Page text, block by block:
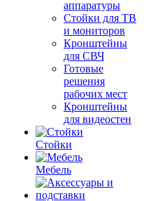
аппаратуры
Стойки для ТВ
и мониторов
Кронштейны
для СВЧ
Готовые
решения
рабочих мест
Кронштейны
для видеостен
Стойки
Мебель